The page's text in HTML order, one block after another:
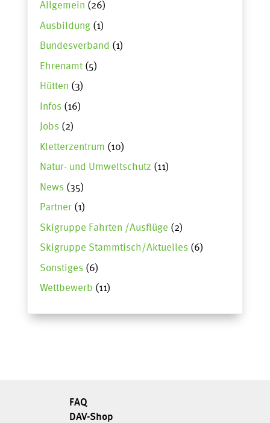
Allgemein (26)
Ausbildung(1)
Bundesverband (1)
Ehrenamt(5)
Hütten (3)
Infos(16)
Jobs(2)
Kletterzentrum (10)
Natur- und Umweltschutz (11)
News(35)
Partner(1)
Skigruppe Fahrten /Ausflüge (2)
Skigruppe Stammtisch/Aktuelles(6)
Sonstiges(6)
Wettbewerb (11)
FAQ
DAV-Shop